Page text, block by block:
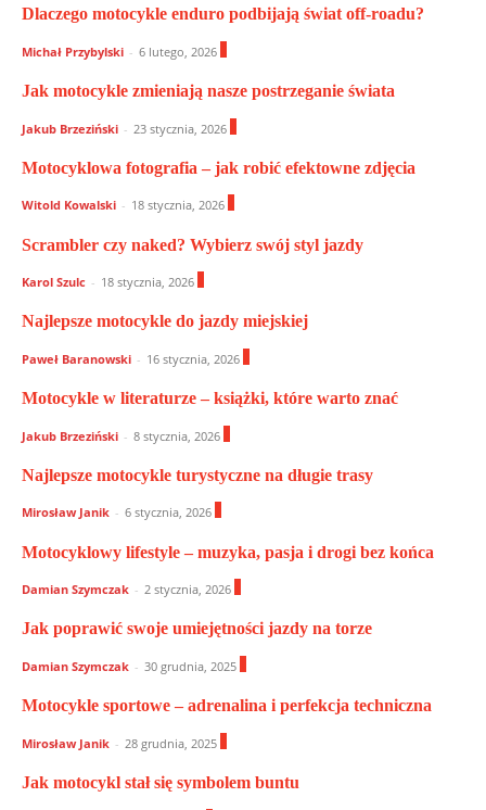
Dlaczego motocykle enduro podbijają świat off-roadu?
Michał Przybylski - 6 lutego, 2026
Jak motocykle zmieniają nasze postrzeganie świata
Jakub Brzeziński - 23 stycznia, 2026
Motocyklowa fotografia – jak robić efektowne zdjęcia
Witold Kowalski - 18 stycznia, 2026
Scrambler czy naked? Wybierz swój styl jazdy
Karol Szulc - 18 stycznia, 2026
Najlepsze motocykle do jazdy miejskiej
Paweł Baranowski - 16 stycznia, 2026
Motocykle w literaturze – książki, które warto znać
Jakub Brzeziński - 8 stycznia, 2026
Najlepsze motocykle turystyczne na długie trasy
Mirosław Janik - 6 stycznia, 2026
Motocyklowy lifestyle – muzyka, pasja i drogi bez końca
Damian Szymczak - 2 stycznia, 2026
Jak poprawić swoje umiejętności jazdy na torze
Damian Szymczak - 30 grudnia, 2025
Motocykle sportowe – adrenalina i perfekcja techniczna
Mirosław Janik - 28 grudnia, 2025
Jak motocykl stał się symbolem buntu